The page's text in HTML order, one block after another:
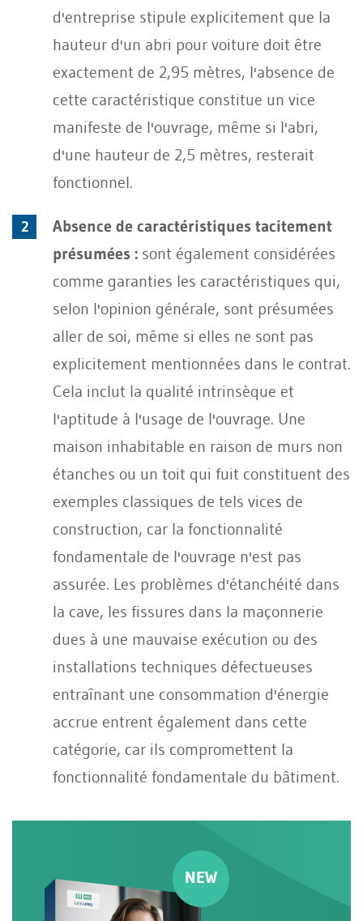
d'entreprise stipule explicitement que la
hauteur d'un abri pour voiture doit être
exactement de 2,95 mètres, l'absence de
cette caractéristique constitue un vice
manifeste de l'ouvrage, même si l'abri,
d'une hauteur de 2,5 mètres, resterait
fonctionnel.
Absence de caractéristiques tacitement
présumées : sont également considérées
comme garanties les caractéristiques qui,
selon l'opinion générale, sont présumées
aller de soi, même si elles ne sont pas
explicitement mentionnées dans le contrat.
Cela inclut la qualité intrinsèque et
l'aptitude à l'usage de l'ouvrage. Une
maison inhabitable en raison de murs non
étanches ou un toit qui fuit constituent des
exemples classiques de tels vices de
construction, car la fonctionnalité
fondamentale de l'ouvrage n'est pas
assurée. Les problèmes d'étanchéité dans
la cave, les fissures dans la maçonnerie
dues à une mauvaise exécution ou des
installations techniques défectueuses
entraînant une consommation d'énergie
accrue entrent également dans cette
catégorie, car ils compromettent la
fonctionnalité fondamentale du bâtiment.